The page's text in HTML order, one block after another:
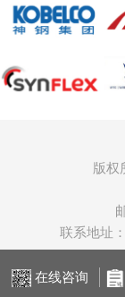
版权
联系地址
在线咨询